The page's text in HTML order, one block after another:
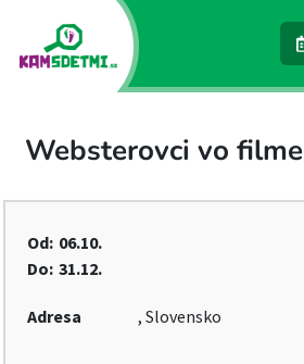
Websterovci vo filme
Od: 06.10.
Do: 31.12.
Adresa , Slovensko